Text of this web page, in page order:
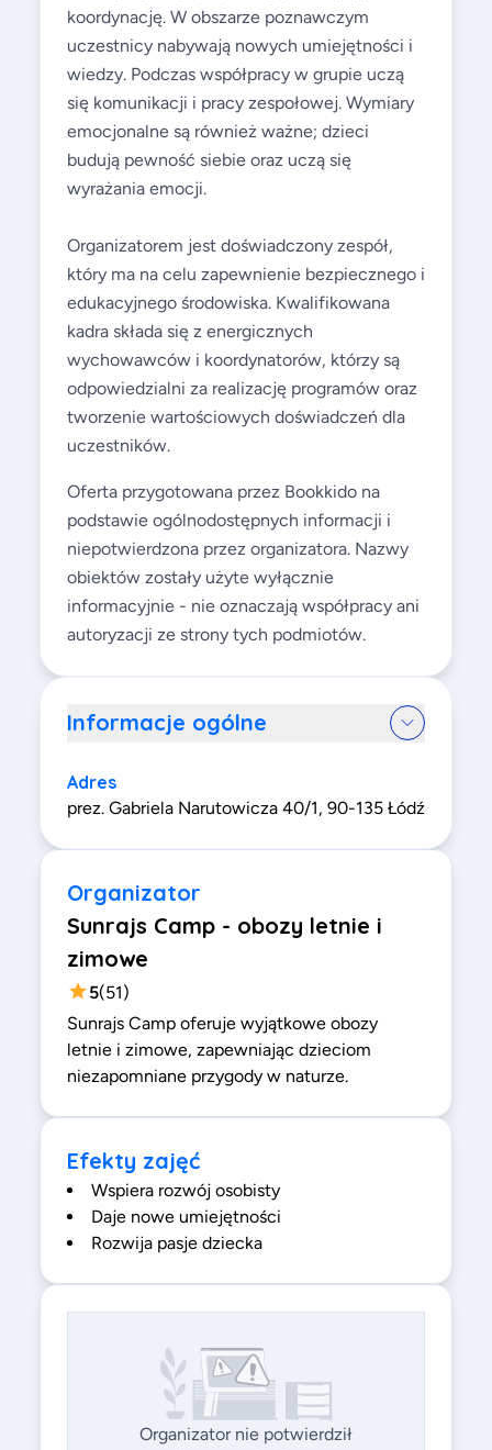
koordynację. W obszarze poznawczym
uczestnicy nabywają nowych umiejętności i
wiedzy. Podczas współpracy w grupie uczą
się komunikacji i pracy zespołowej. Wymiary
emocjonalne są również ważne; dzieci
budują pewność siebie oraz uczą się
wyrażania emocji.
Organizatorem jest doświadczony zespół,
który ma na celu zapewnienie bezpiecznego i
edukacyjnego środowiska. Kwalifikowana
kadra składa się z energicznych
wychowawców i koordynatorów, którzy są
odpowiedzialni za realizację programów oraz
tworzenie wartościowych doświadczeń dla
uczestników.
Oferta przygotowana przez Bookkido na
podstawie ogólnodostępnych informacji i
niepotwierdzona przez organizatora. Nazwy
obiektów zostały użyte wyłącznie
informacyjnie - nie oznaczają współpracy ani
autoryzacji ze strony tych podmiotów.
Informacje ogólne
Adres
prez. Gabriela Narutowicza 40/1, 90-135 Łódź
Organizator
Sunrajs Camp - obozy letnie i
zimowe
5(51)
Sunrajs Camp oferuje wyjątkowe obozy
letnie i zimowe, zapewniając dzieciom
niezapomniane przygody w naturze.
Efekty zajęć
Wspiera rozwój osobisty
Daje nowe umiejętności
Rozwija pasje dziecka
Organizator nie potwierdził